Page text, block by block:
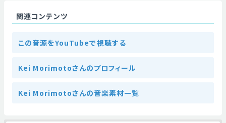
関連コンテンツ
この音源をYouTubeで視聴する
Kei Morimotoさんのプロフィール
Kei Morimotoさんの音楽素材一覧